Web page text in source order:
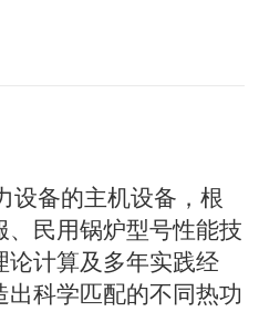
设备的主机设备，根
民用锅炉型号性能技
论计算及多年实践经
科学匹配的不同热功